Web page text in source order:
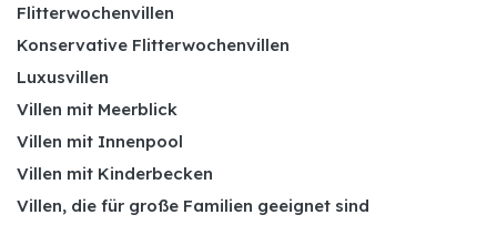
Flitterwochenvillen
Konservative Flitterwochenvillen
Luxusvillen
Villen mit Meerblick
Villen mit Innenpool
Villen mit Kinderbecken
Villen, die für große Familien geeignet sind